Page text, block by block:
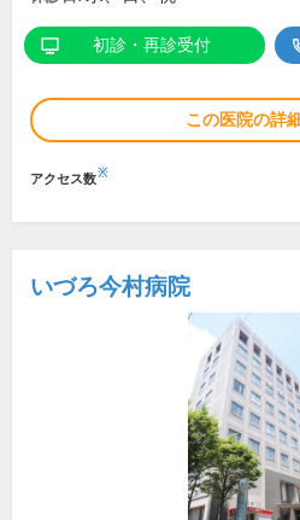
初診・再診受付
この医院の詳
アクセス数※
いづろ今村病院